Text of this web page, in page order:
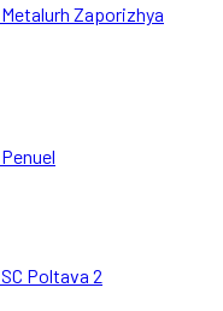
Metalurh Zaporizhya
Penuel
SC Poltava 2